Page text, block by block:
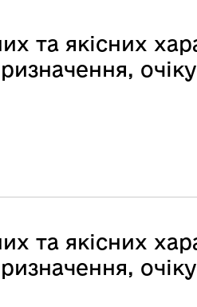
та якісних
та якісних